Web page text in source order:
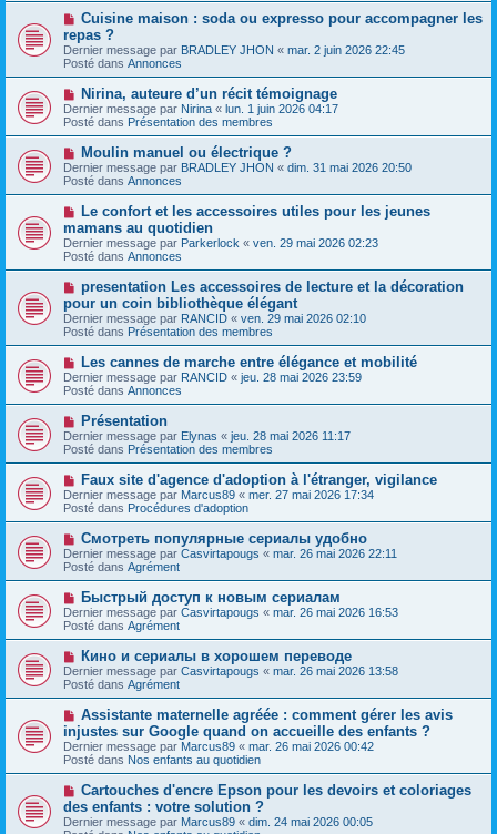
e
s
s
a
g
e
a
u
m
e
s
s
a
g
e
N
u
v
e
a
m
e
s
s
a
g
e
Cuisine maison : soda ou expresso pour accompagner les
repas ?
Dernier message par BRADLEY JHON « mar. 2 juin 2026 22:45
Posté dans Annonces
N
o
u
v
e
a
u
m
e
s
a
g
e
Nirina, auteure d’un récit témoignage
Dernier message par Nirina « lun. 1 juin 2026 04:17
Posté dans Présentation des membres
N
o
u
v
e
a
u
m
e
s
s
a
g
e
Moulin manuel ou électrique ?
Dernier message par BRADLEY JHON « dim. 31 mai 2026 20:50
Posté dans Annonces
N
u
v
e
a
u
m
e
s
a
g
e
Le confort et les accessoires utiles pour les jeunes
mamans au quotidien
Dernier message par Parkerlock « ven. 29 mai 2026 02:23
Posté dans Annonces
N
o
u
v
e
a
m
e
s
s
a
g
e
presentation Les accessoires de lecture et la décoration
pour un coin bibliothèque élégant
Dernier message par RANCID « ven. 29 mai 2026 02:10
Posté dans Présentation des membres
N
o
u
v
e
a
u
m
e
s
a
g
e
Les cannes de marche entre élégance et mobilité
Dernier message par RANCID « jeu. 28 mai 2026 23:59
Posté dans Annonces
N
o
u
v
e
a
u
m
e
s
s
a
g
e
Présentation
Dernier message par Elynas « jeu. 28 mai 2026 11:17
Posté dans Présentation des membres
N
o
u
v
a
u
m
e
s
a
g
e
Faux site d'agence d'adoption à l'étranger, vigilance
Dernier message par Marcus89 « mer. 27 mai 2026 17:34
Posté dans Procédures d'adoption
N
o
u
v
e
a
u
m
e
s
a
g
Смотреть популярные сериалы удобно
Dernier message par Casvirtapougs « mar. 26 mai 2026 22:11
Posté dans Agrément
N
o
u
v
e
a
u
m
e
s
s
a
g
e
Быстрый доступ к новым сериалам
Dernier message par Casvirtapougs « mar. 26 mai 2026 16:53
Posté dans Agrément
N
o
u
v
a
u
m
e
s
s
g
e
Кино и сериалы в хорошем переводе
Dernier message par Casvirtapougs « mar. 26 mai 2026 13:58
Posté dans Agrément
N
o
u
v
e
a
u
m
e
s
Assistante maternelle agréée : comment gérer les avis
injustes sur Google quand on accueille des enfants ?
Dernier message par Marcus89 « mar. 26 mai 2026 00:42
Posté dans Nos enfants au quotidien
N
u
v
Cartouches d'encre Epson pour les devoirs et coloriages
des enfants : votre solution ?
Dernier message par Marcus89 « dim. 24 mai 2026 00:05